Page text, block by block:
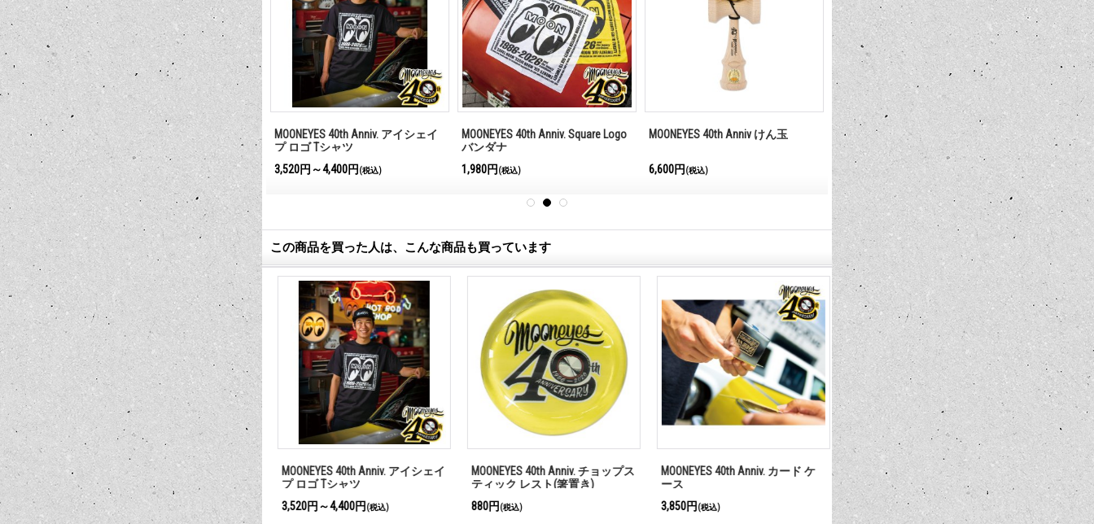
チョップス
き)
MOONEYES 40th Anniv. Square Logo
Tシャツ
3,960円～4,840円
(税込)
MOONEYES 40th Anniv. アイシェイ
プ ロゴ Tシャツ
3,520円～4,400円 (税込)
MOONEYES 40th Anniv. Square Logo
バンダナ
1,980円 (税込)
MOONEYES 40th Anniv けん玉
6,600円 (税込)
MOONEYES 40th Anniv. Special
Edition ベア キーリング
3,520円 (税込)
MOONEYES
3,520円～
この商品を買った人は、こんな商品も買っています
Logo MOON Discs ブック.
1,980円(税込)
MOONEYES 40th Anniv. アイシェイ
プ ロゴ Tシャツ
3,520円～4,400円(税込)
MOONEYES 40th Anniv. チョップス
ティック レスト(箸置き)
880円(税込)
MOONEYES 40th Anniv. カード ケ
ース
3,850円(税込)
MOONEYES 40th Anniv Disc クッシ
ョン カバー
3,850円
バンダナ
1,980円
(税込)